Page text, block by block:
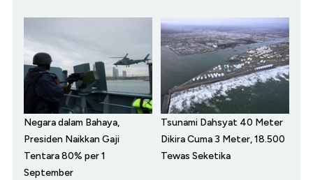
Negara dalam Bahaya,
Presiden Naikkan Gaji
Tentara 80% per 1
September
Tsunami Dahsyat 40 Meter
Dikira Cuma 3 Meter, 18.500
Tewas Seketika